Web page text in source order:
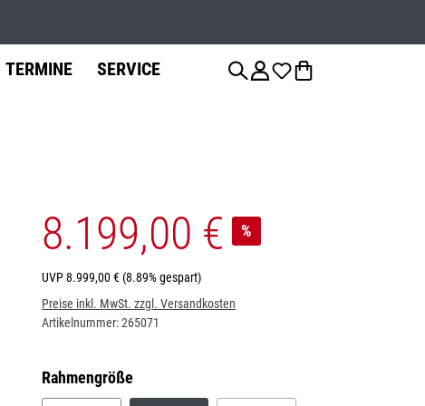
Fahrradteile
Sattelstützen
Bremsen
TERMINE SERVICE
Finanzierung
Fahrrad-
Montage
Jobs
8.199,00 € %
UVP8.999,00 €(8.89% gespart)
Preise inkl. MwSt. zzgl. Versandkosten
Artikelnummer:265071
Rahmengrößeauswählen